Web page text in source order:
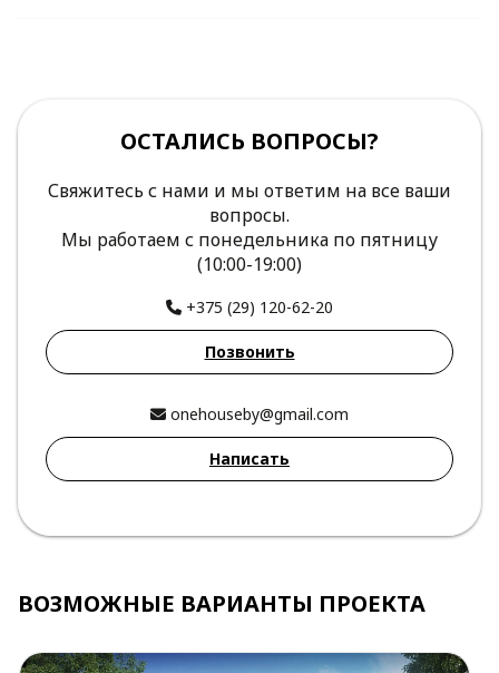
ОСТАЛИСЬ ВОПРОСЫ?
Свяжитесь с нами и мы ответим на все ваши
вопросы.
Мы работаем с понедельника по пятницу
(10:00-19:00)
+375 (29) 120-62-20
Позвонить
onehouseby@gmail.com
Написать
ВОЗМОЖНЫЕ ВАРИАНТЫ ПРОЕКТА